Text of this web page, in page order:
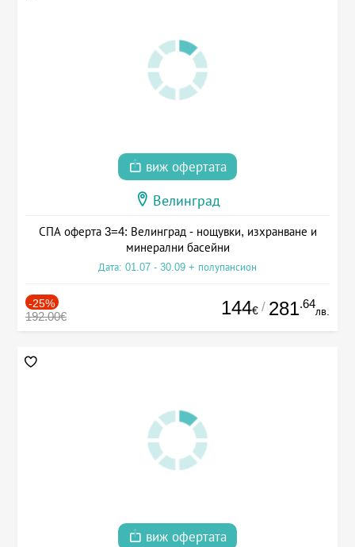
виж офертата
Велинград
СПА оферта 3=4: Велинград - нощувки, изхранване и
минерални басейни
Дата: 01.07 - 30.09 + полупансион
-25%
192.00€ 144€ / 281.64
лв.
виж офертата